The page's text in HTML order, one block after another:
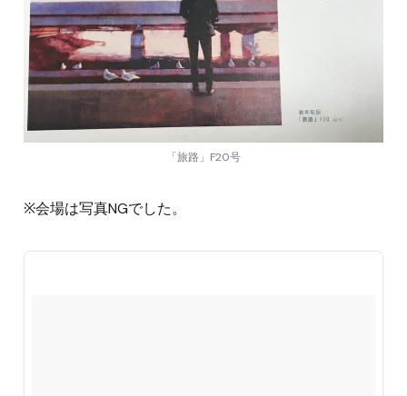
「旅路」F20号
※会場は写真NGでした。